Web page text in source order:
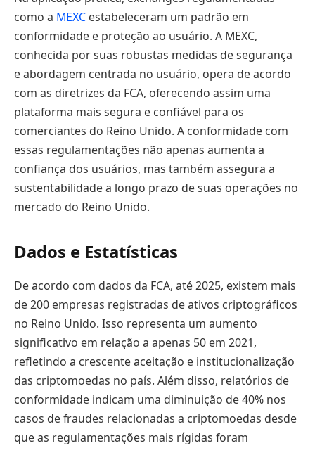
como a MEXC estabeleceram um padrão em
conformidade e proteção ao usuário. A MEXC,
conhecida por suas robustas medidas de segurança
e abordagem centrada no usuário, opera de acordo
com as diretrizes da FCA, oferecendo assim uma
plataforma mais segura e confiável para os
comerciantes do Reino Unido. A conformidade com
essas regulamentações não apenas aumenta a
confiança dos usuários, mas também assegura a
sustentabilidade a longo prazo de suas operações no
mercado do Reino Unido.
Dados e Estatísticas
De acordo com dados da FCA, até 2025, existem mais
de 200 empresas registradas de ativos criptográficos
no Reino Unido. Isso representa um aumento
significativo em relação a apenas 50 em 2021,
refletindo a crescente aceitação e institucionalização
das criptomoedas no país. Além disso, relatórios de
conformidade indicam uma diminuição de 40% nos
casos de fraudes relacionadas a criptomoedas desde
que as regulamentações mais rígidas foram